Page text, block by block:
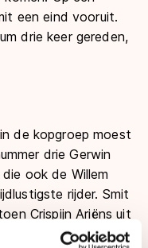
een eind vooruit.
drie keer gereden,
de kopgroep moest
drie Gerwin
ook de Willem
rijder. Smit
Crispijn Ariëns uit
hadden drie